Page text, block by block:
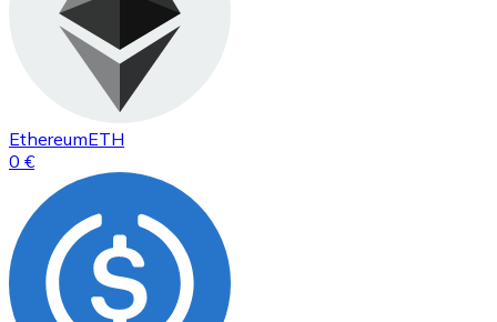
EthereumETH
0 €